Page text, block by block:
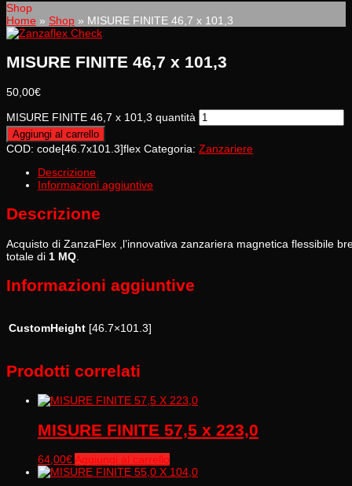
Shop
Home » Shop » MISURE FINITE 46,7 x 101,3
MISURE FINITE 46,7 x 101,3
50,00€
MISURE FINITE 46,7 x 101,3 quantità
Aggiungi al carrello
COD: code[46.7x101.3]flex Categoria: Zanzariere
Descrizione
Informazioni aggiuntive
Descrizione
Acquisto di ZanzaFlex ,l’innovativa zanzariera magnetica flessibile
totale di 1 MQ
Informazioni aggiuntive
CustomHeight [46.7×101.3]
Prodotti correlati
MISURE FINITE 57,5 x 223,0
64,00€ Aggiungi al carrello